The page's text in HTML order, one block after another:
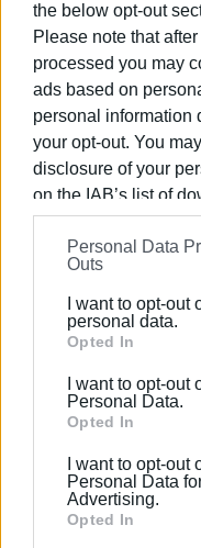
the below opt-out
Please note that
processed you may
ads based on
personal information
your opt-out. You
disclosure of your
on the IAB’s list of
information may also
on theIAB’s List of
further disclose it to
Please note that
Google services and
behaviour. You may
Google and its third-
section.
Personal Data
Outs
I want to opt-
personal data.
Opted In
I want to opt-out
Personal Data.
Opted In
I want to opt-
Personal Data
Advertising.
Opted In
Εμφανίσεις: 99
Ελένη
Εργάζεται στις
1990 σε θέσεις
δημόσιες
καλλιτεχνικό
Ακολουθήστε το